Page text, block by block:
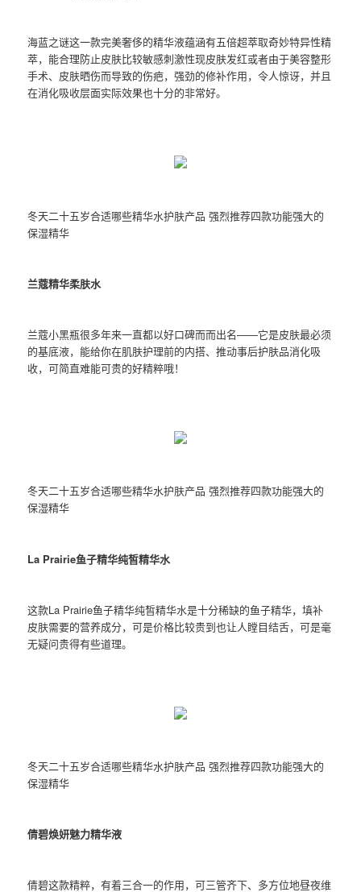
海蓝之谜这一款完美奢侈的精华液蕴涵有五倍超萃取奇妙特异性精
萃，能合理防止皮肤比较敏感刺激性现皮肤发红或者由于美容整形
手术、皮肤晒伤而导致的伤疤，强劲的修补作用，令人惊讶，并且
在消化吸收层面实际效果也十分的非常好。
冬天二十五岁合适哪些精华水护肤产品 强烈推荐四款功能强大的
保湿精华
兰蔻精华柔肤水
兰蔻小黑瓶很多年来一直都以好口碑而而出名——它是皮肤最必须
的基底液，能给你在肌肤护理前的内搭、推动事后护肤品消化吸
收，可简直难能可贵的好精粹哦！
冬天二十五岁合适哪些精华水护肤产品 强烈推荐四款功能强大的
保湿精华
La Prairie鱼子精华纯皙精华水
这款La Prairie鱼子精华纯皙精华水是十分稀缺的鱼子精华，填补
皮肤需要的营养成分，可是价格比较贵到也让人瞠目结舌，可是毫
无疑问贵得有些道理。
冬天二十五岁合适哪些精华水护肤产品 强烈推荐四款功能强大的
保湿精华
倩碧焕妍魅力精华液
倩碧这款精粹，有着三合一的作用，可三管齐下、多方位地昼夜维